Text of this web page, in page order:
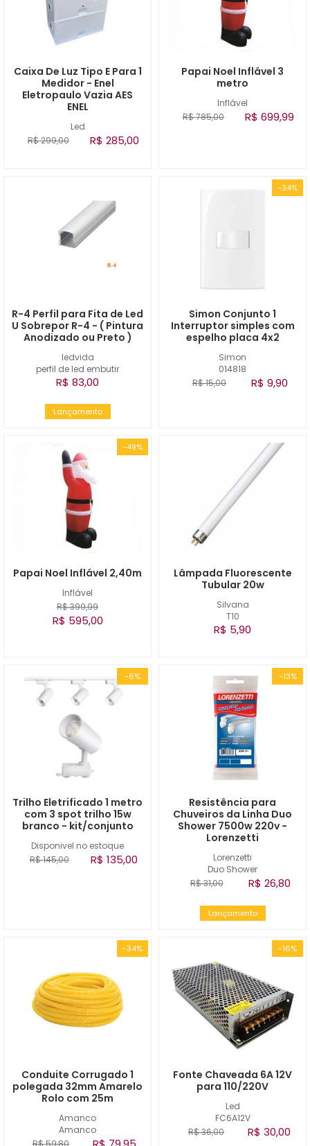
Led
Caixa De Luz Tipo E Para 1
Medidor - Enel
Eletropaulo Vazia AES
ENEL
R$ 299,00 R$ 285,00
Inflável
Papai Noel Inflável 3
metro
R$ 785,00 R$ 699,99
ledvida
perfil de led embutir
R-4 Perfil para Fita de Led
U Sobrepor R-4 - ( Pintura
Anodizado ou Preto )
R$ 83,00
Lançamento
-34%
Simon
014818
Simon Conjunto 1
Interruptor simples com
espelho placa 4x2
R$ 15,00 R$ 9,90
-49%
Inflável
Papai Noel Inflável 2,40m
R$ 399,99
R$ 595,00
Silvana
T10
Lâmpada Fluorescente
Tubular 20w
R$ 5,90
-6%
Disponivel no estoque
Trilho Eletrificado 1 metro
com 3 spot trilho 15w
branco - kit/conjunto
R$ 145,00 R$ 135,00
-13%
Lorenzetti
Duo Shower
Resistência para
Chuveiros da Linha Duo
Shower 7500w 220v -
Lorenzetti
R$ 31,00 R$ 26,80
Lançamento
-34%
Amanco
Amanco
Conduite Corrugado 1
polegada 32mm Amarelo
Rolo com 25m
R$ 59,80
-16%
Led
FC6A12V
Fonte Chaveada 6A 12V
para 110/220V
R$ 36,00 R$ 30,00